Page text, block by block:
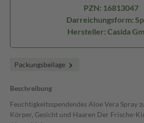
PZN: 16813047
Darreichungsform:
Hersteller: Casida
Packungsbeilage
Beschreibung
Feuchtigkeitsspendendes Aloe Vera Spray
Körper, Gesicht und Haaren Der Frische-